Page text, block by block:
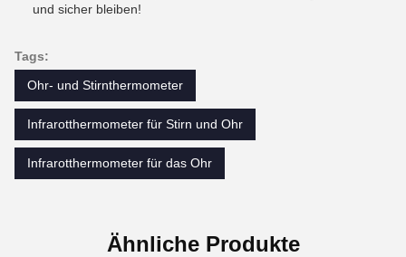
und sicher bleiben!
Tags:
Ohr- und Stirnthermometer
Infrarotthermometer für Stirn und Ohr
Infrarotthermometer für das Ohr
Ähnliche Produkte